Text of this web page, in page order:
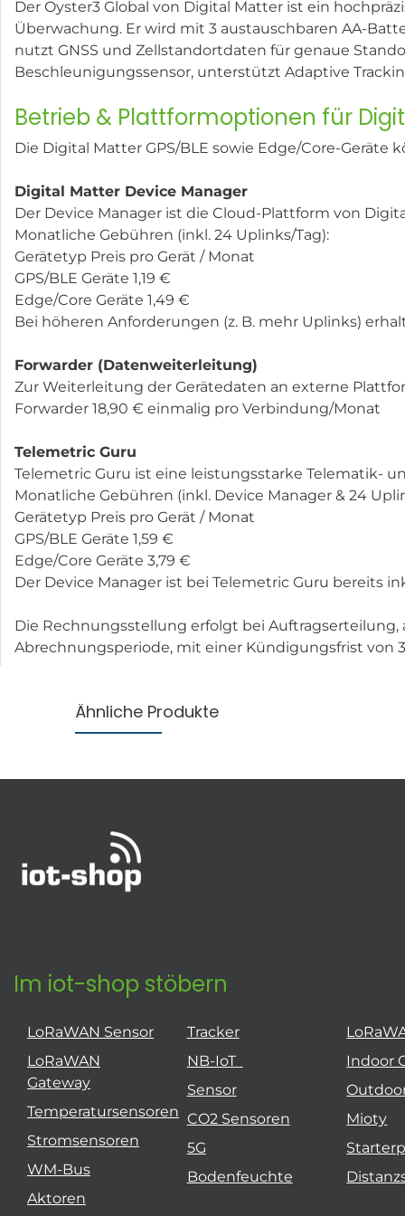
Der Oyster3 Global von Digital Matter ist ein
Überwachung. Er wird mit 3 austauschbaren AA-
nutzt GNSS und Zellstandortdaten für genaue
Beschleunigungssensor, unterstützt Adaptive
Betrieb & Plattformoptionen für
Die Digital Matter GPS/BLE sowie Edge/Core-
Digital Matter Device Manager
Der Device Manager ist die Cloud-Plattform von
Monatliche Gebühren (inkl. 24 Uplinks/Tag):
Gerätetyp Preis pro Gerät / Monat
GPS/BLE Geräte 1,19 €
Edge/Core Geräte 1,49 €
Bei höheren Anforderungen (z. B. mehr Uplinks)
Forwarder (Datenweiterleitung)
Zur Weiterleitung der Gerätedaten an externe
Forwarder 18,90 € einmalig pro Verbindung/Monat
Telemetric Guru
Telemetric Guru ist eine leistungsstarke Telematik-
Monatliche Gebühren (inkl. Device Manager & 24
Gerätetyp Preis pro Gerät / Monat
GPS/BLE Geräte 1,59 €
Edge/Core Geräte 3,79 €
Der Device Manager ist bei Telemetric Guru bereits
Die Rechnungsstellung erfolgt bei
Abrechnungsperiode, mit einer Kündigungsfrist von
Ähnliche Produkte
Im iot-shop stöbern
LoRaWAN Sensor
LoRaWAN
Gateway
Temperatursensoren
Stromsensoren
WM-Bus
Aktoren
Tracker
NB-IoT
Sensor
CO2 Sensoren
5G
Bodenfeuchte
Indoor
Mioty